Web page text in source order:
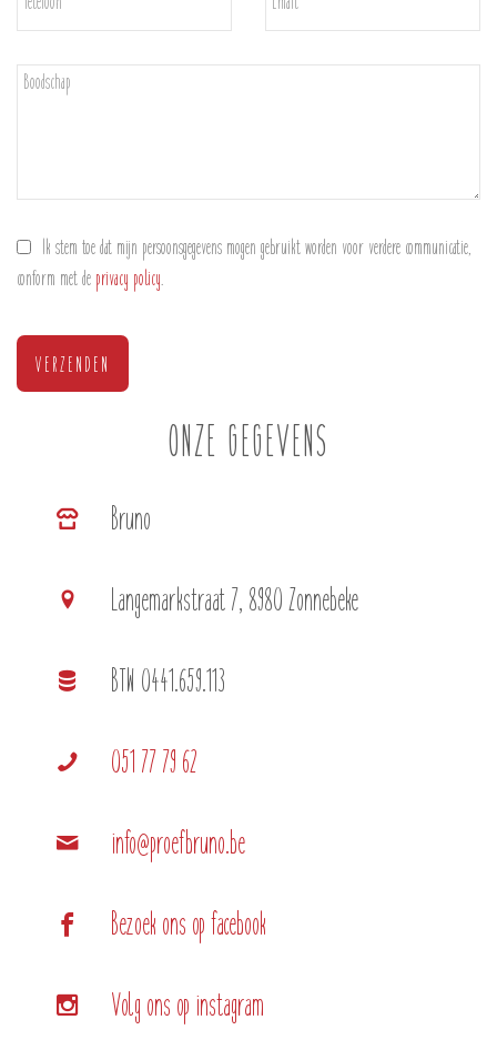
Ik stem toe dat mijn persoonsgegevens mogen gebruikt worden voor verdere communicatie,
conform met de privacy policy.
ONZE GEGEVENS
Bruno
Langemarkstraat 7, 8980 Zonnebeke
BTW 0441.659.113
051 77 79 62
info@proefbruno.be
Bezoek ons op facebook
Volg ons op instagram